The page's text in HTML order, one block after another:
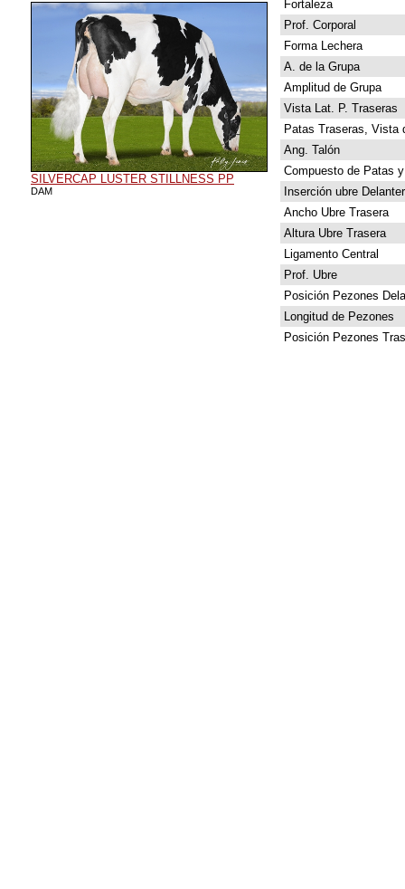
SILVERCAP LUSTER STILLNESS PP
DAM
Fortaleza
Prof. Corporal
Forma Lechera
A. de la Grupa
Amplitud de Grupa
Vista Lat. P. Traseras
Patas Traseras, Vista
Ang. Talón
Compuesto de Patas
Inserción ubre
Ancho Ubre Trasera
Altura Ubre Trasera
Ligamento Central
Prof. Ubre
Posición Pezones
Longitud de Pezones
Posición Pezones